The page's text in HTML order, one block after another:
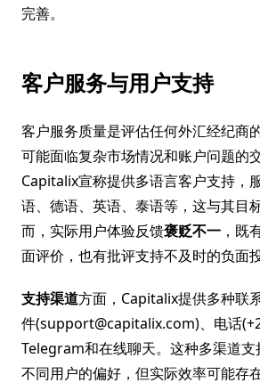
完善。
客户服务与用户支持
客户服务质量是评估任何外汇经纪商
可能面临复杂市场情况和账户问题的
Capitalix宣称提供多语言客户支持，
语、德语、英语、泰语等，这与其目
而，实际用户体验反馈褒贬不一 ，既
面评价，也有批评支持不及时的负面投
支持渠道方面，Capitalix提供多种联
件(support@capitalix.com)、电话
Telegram和在线聊天。这种多渠道支
不同用户的偏好，但实际效率可能存